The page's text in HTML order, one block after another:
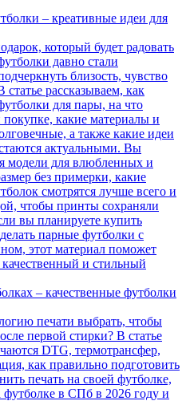
– креативные идеи для
который будет радовать
давно стали
близость, чувство
рассказываем, как
для пары, на что
какие материалы и
а также какие идеи
актуальными. Вы
модели для влюбленных и
без примерки, какие
смотрятся лучше всего и
чтобы принты сохраняли
вы планируете купить
парные футболки с
этот материал поможет
и стильный
– качественные футболки
печати выбрать, чтобы
первой стирки? В статье
DTG, термотрансфер,
как правильно подготовить
печать на своей футболке,
футболке в СПб в 2026 году и